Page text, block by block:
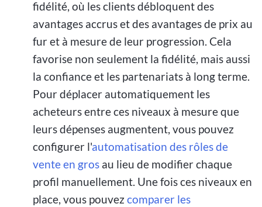
fidélité, où les clients débloquent des
avantages accrus et des avantages de prix au
fur et à mesure de leur progression. Cela
favorise non seulement la fidélité, mais aussi
la confiance et les partenariats à long terme.
Pour déplacer automatiquement les
acheteurs entre ces niveaux à mesure que
leurs dépenses augmentent, vous pouvez
configurer l'automatisation des rôles de
vente en gros au lieu de modifier chaque
profil manuellement. Une fois ces niveaux en
place, vous pouvez comparer les